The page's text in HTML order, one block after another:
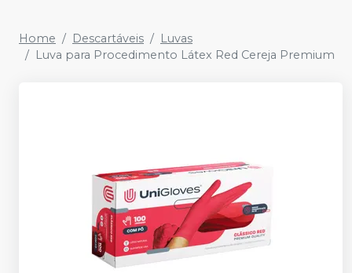
Home Descartáveis
Luvas
Luva para Procedimento Látex Red Cereja Premium